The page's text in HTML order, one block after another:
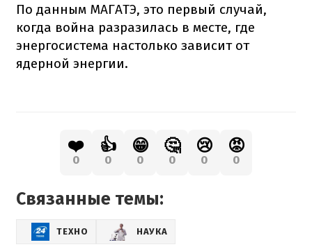
По данным МАГАТЭ, это первый случай,
когда война разразилась в месте, где
энергосистема настолько зависит от
ядерной энергии.
❤️
0
👍
0
😁
0
🤔
0
😢
0
😡
0
Связанные темы:
ТЕХНО НАУКА